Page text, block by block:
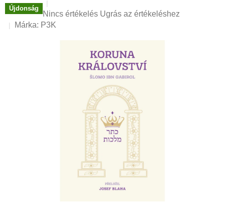
Újdonság
A
termék
Nincs értékelés Ugrás az értékeléshez
Márka: P3K